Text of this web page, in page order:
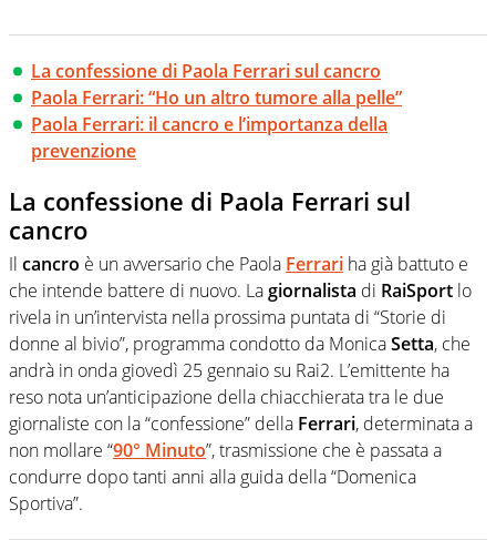
La confessione di Paola Ferrari sul cancro
Paola Ferrari: “Ho un altro tumore alla pelle”
Paola Ferrari: il cancro e l’importanza della
prevenzione
La confessione di Paola Ferrari sul
cancro
Il cancro è un avversario che Paola Ferrari ha già battuto e
che intende battere di nuovo. Lagiornalista di RaiSport lo
rivela in un’intervista nella prossima puntata di “Storie di
donne al bivio”, programma condotto da MonicaSetta, che
andrà in onda giovedì 25 gennaio su Rai2. L’emittente ha
reso nota un’anticipazione della chiacchierata tra le due
giornaliste con la “confessione” della Ferrari, determinata a
non mollare “90° Minuto”, trasmissione che è passata a
condurre dopo tanti anni alla guida della “Domenica
Sportiva”.